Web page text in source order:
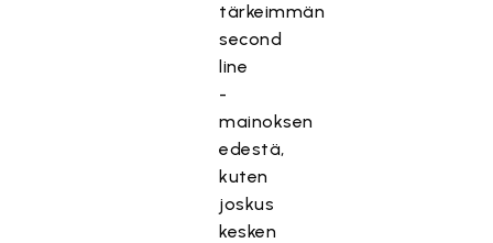
tärkeimmän
second
line
-
mainoksen
edestä,
kuten
joskus
kesken